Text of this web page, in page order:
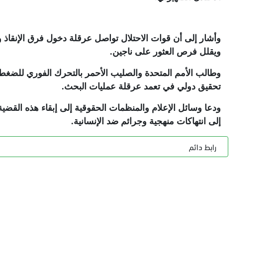
وأشار إلى أن قوات الاحتلال تواصل عرقلة دخول فرق
ويقلل فرص العثور على ناجين.
وطالب الأمم المتحدة والصليب الأحمر بالتحرك الفوري
تحقيق دولي في تعمد عرقلة عمليات البحث.
ودعا وسائل الإعلام والمنظمات الحقوقية إلى إبقاء هذه
إلى انتهاكات منهجية وجرائم ضد الإنسانية.
رابط دائم